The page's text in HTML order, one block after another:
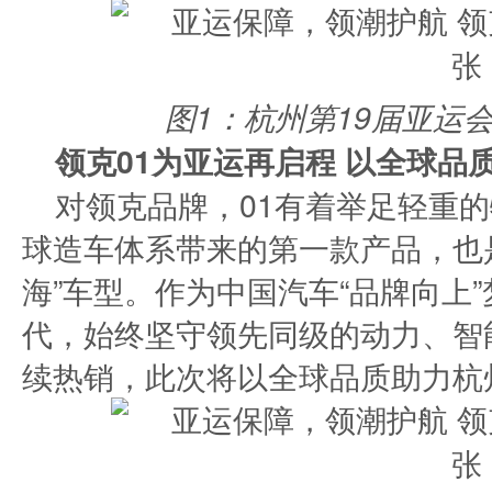
图1：杭州第19届亚运
领克01为亚运再启程 以全球品
对领克品牌，01有着举足轻重
球造车体系带来的第一款产品，
海”车型。作为中国汽车“品牌向
代，始终坚守领先同级的动力、
续热销，此次将以全球品质助力